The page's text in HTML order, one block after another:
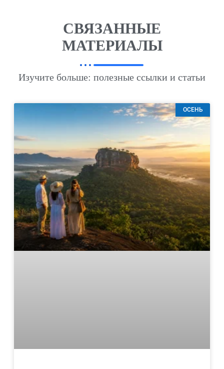
СВЯЗАННЫЕ
МАТЕРИАЛЫ
Изучите больше: полезные ссылки и статьи
ОСЕНЬ